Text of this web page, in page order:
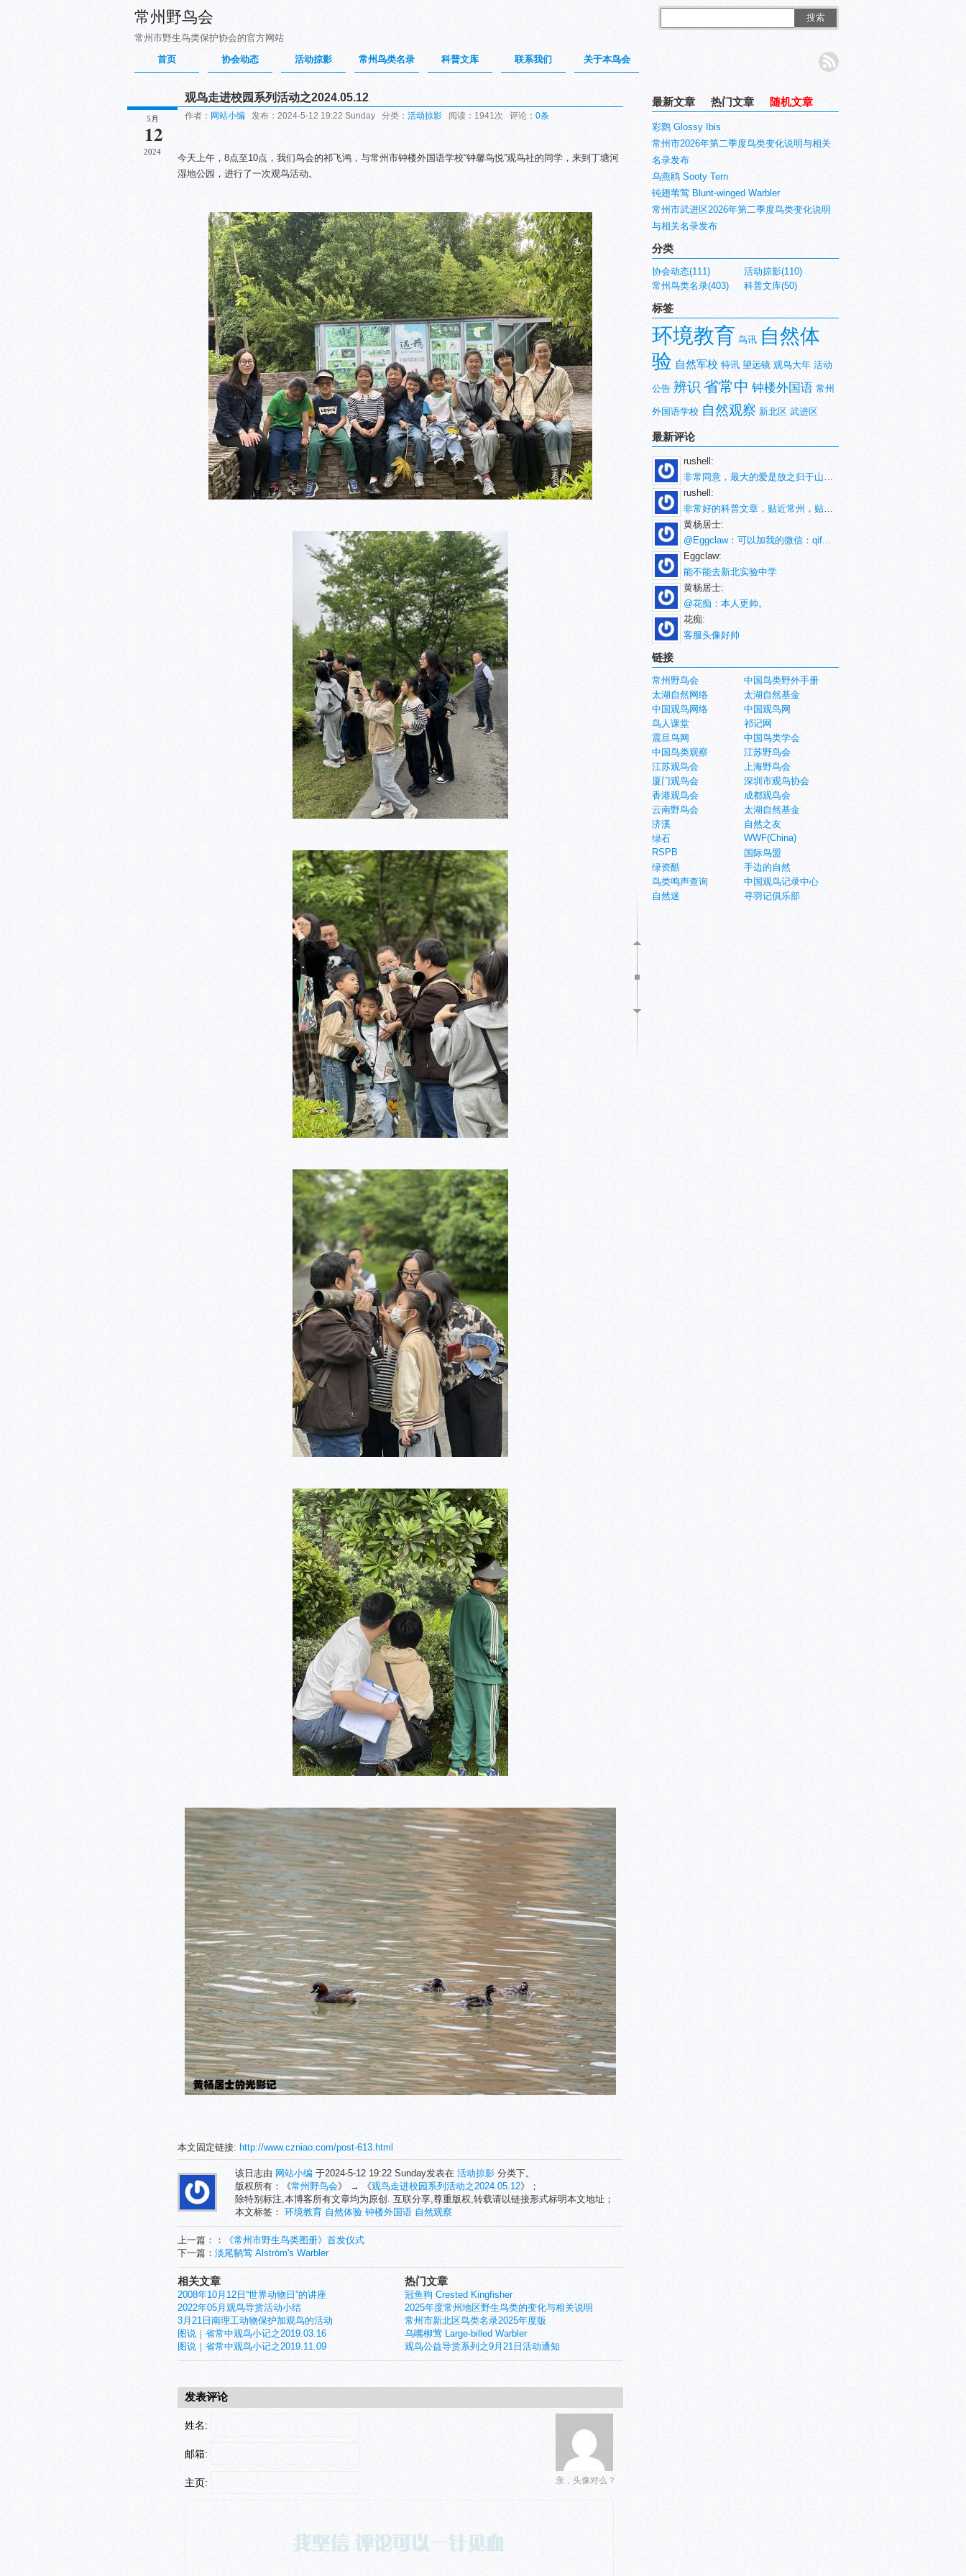
常州野鸟会
常州市野生鸟类保护协会的官方网站
搜索
首页 协会动态 活动掠影 常州鸟类名录 科普文库 联系我们 关于本鸟会
5月
12
2024
观鸟走进校园系列活动之2024.05.12
作者： 网站小编 发布：2024-5-12 19:22 Sunday 分类： 活动掠影 阅读：1941次 评论： 0条
今天上午，8点至10点，我们鸟会的祁飞鸿，与常州市钟楼外国语学校“钟馨鸟悦”观鸟社的同学，来到丁塘河
湿地公园，进行了一次观鸟活动。
本文固定链接: http://www.czniao.com/post-613.html
该日志由 网站小编 于2024-5-12 19:22 Sunday发表在 活动掠影 分类下。
版权所有：《常州野鸟会》 → 《观鸟走进校园系列活动之2024.05.12》；
除特别标注,本博客所有文章均为原创. 互联分享,尊重版权,转载请以链接形式标明本文地址；
本文标签： 环境教育 自然体验 钟楼外国语 自然观察
上一篇：：
《常州市野生鸟类图册》首发仪式
下一篇： 淡尾鹟莺 Alström's Warbler
热门文章
冠鱼狗 Crested Kingfisher
2025年度常州地区野生鸟类的变化与相关说明
常州市新北区鸟类名录2025年度版
乌嘴柳莺 Large-billed Warbler
观鸟公益导赏系列之9月21日活动通知
相关文章
2008年10月12日“世界动物日”的讲座
2022年05月观鸟导赏活动小结
3月21日南理工动物保护加观鸟的活动
图说｜省常中观鸟小记之2019.03.16
图说｜省常中观鸟小记之2019.11.09
发表评论
亲，头像对么？
姓名:
邮箱:
主页:
最新文章 热门文章 随机文章
彩鹮 Glossy Ibis
常州市2026年第二季度鸟类变化说明与相关
名录发布
乌燕鸥 Sooty Tern
钝翅苇莺 Blunt-winged Warbler
常州市武进区2026年第二季度鸟类变化说明
与相关名录发布
分类
协会动态(111)
活动掠影(110)
常州鸟类名录(403)
科普文库(50)
标签
环境教育 鸟讯 自然体
验 自然军校 特讯 望远镜 观鸟大年 活动
公告 辨识 省常中 钟楼外国语 常州
外国语学校 自然观察 新北区 武进区
最新评论
rushell:
非常同意，最大的爱是放之归于山林。
rushell:
非常好的科普文章，贴近常州，贴近生活！
黄杨居士:
@Eggclaw：可以加我的微信：qif...
Eggclaw:
能不能去新北实验中学
黄杨居士:
@花痴：本人更帅。
花痴:
客服头像好帅
链接
常州野鸟会
中国鸟类野外手册
太湖自然网络
太湖自然基金
中国观鸟网络
中国观鸟网
鸟人课堂
祁记网
震旦鸟网
中国鸟类学会
中国鸟类观察
江苏野鸟会
江苏观鸟会
上海野鸟会
厦门观鸟会
深圳市观鸟协会
香港观鸟会
成都观鸟会
云南野鸟会
太湖自然基金
济溪
自然之友
绿石
WWF(China)
RSPB
国际鸟盟
绿资酷
手边的自然
鸟类鸣声查询
中国观鸟记录中心
自然迷
寻羽记俱乐部